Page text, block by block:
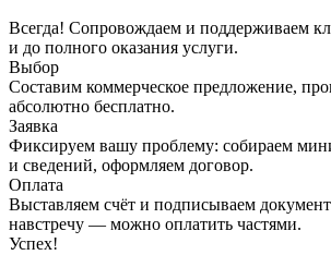
Всегда! Сопровождаем и поддерживаем
и до полного оказания услуги.
Выбор
Составим коммерческое предложение,
абсолютно бесплатно.
Заявка
Фиксируем вашу проблему: собираем
и сведений, оформляем договор.
Оплата
Выставляем счёт и подписываем
навстречу — можно оплатить частями.
Успех!